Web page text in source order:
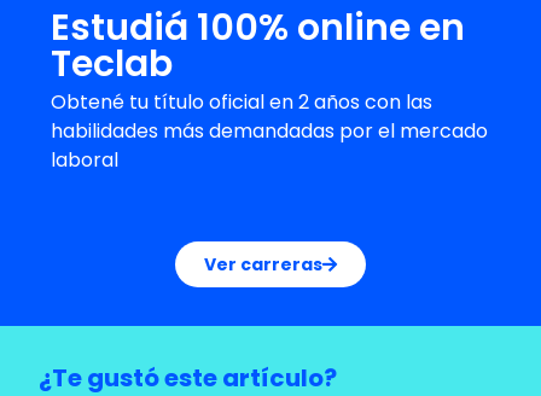
Estudiá 100% online en
Teclab
Obtené tu título oficial en 2 años con las
habilidades más demandadas por el mercado
laboral
Ver carreras
¿Te gustó este artículo?